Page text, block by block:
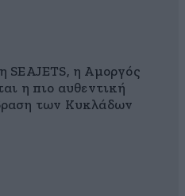
SEAJETS, η Αμοργός
η πιο αυθεντική
των Κυκλάδων